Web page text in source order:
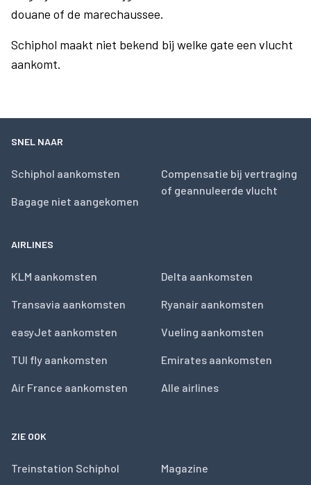
douane of de marechaussee.
Schiphol maakt niet bekend bij welke gate een vlucht
aankomt.
SNEL NAAR
Schiphol aankomsten
Bagage niet aangekomen
Compensatie bij vertraging
of geannuleerde vlucht
AIRLINES
KLM aankomsten
Transavia aankomsten
easyJet aankomsten
TUI fly aankomsten
Air France aankomsten
Delta aankomsten
Ryanair aankomsten
Vueling aankomsten
Emirates aankomsten
Alle airlines
ZIE OOK
Treinstation Schiphol Magazine